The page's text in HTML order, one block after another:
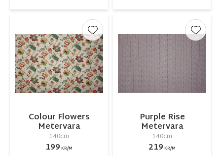
Colour Flowers
Metervara
140cm
199 KR/M
Lägg till i favoriter
Purple Rise
Metervara
140cm
219 KR/M
Lägg